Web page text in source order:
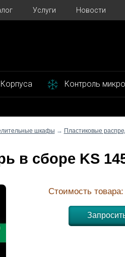
Услуги Новости
Корпуса Контроль
шкафы → Пластиковые
в сборе KS
Стоимость